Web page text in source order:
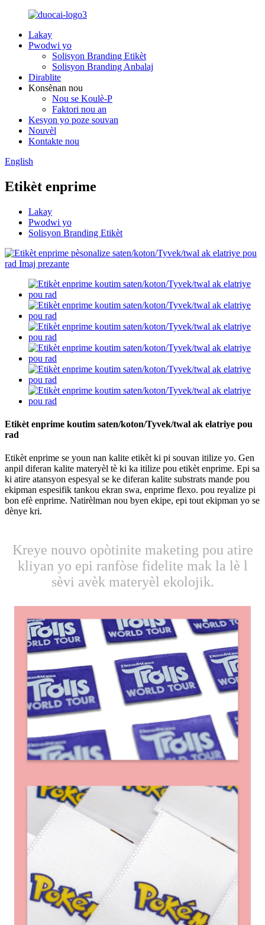
Lakay
Pwodwi yo
Solisyon Branding Etikèt
Solisyon Branding Anbalaj
Dirablite
Konsènan nou
Nou se Koulè-P
Faktori nou an
Kesyon yo poze souvan
Nouvèl
Kontakte nou
English
Etikèt enprime
Lakay
Pwodwi yo
Solisyon Branding Etikèt
Etikèt enprime koutim saten/koton/Tyvek/twal ak elatriye pou
rad
Etikèt enprime se youn nan kalite etikèt ki pi souvan itilize yo. Gen
anpil diferan kalite materyèl tè ki ka itilize pou etikèt enprime. Epi sa
ki atire atansyon espesyal se ke diferan kalite substrats mande pou
ekipman espesifik tankou ekran swa, enprime flexo. pou reyalize pi
bon efè enprime. Natirèlman nou byen ekipe, epi tout ekipman yo se
dènye kri.
Kreye nouvo opòtinite maketing pou atire
kliyan yo epi ranfòse fidelite mak la lè l
sèvi avèk materyèl ekolojik.